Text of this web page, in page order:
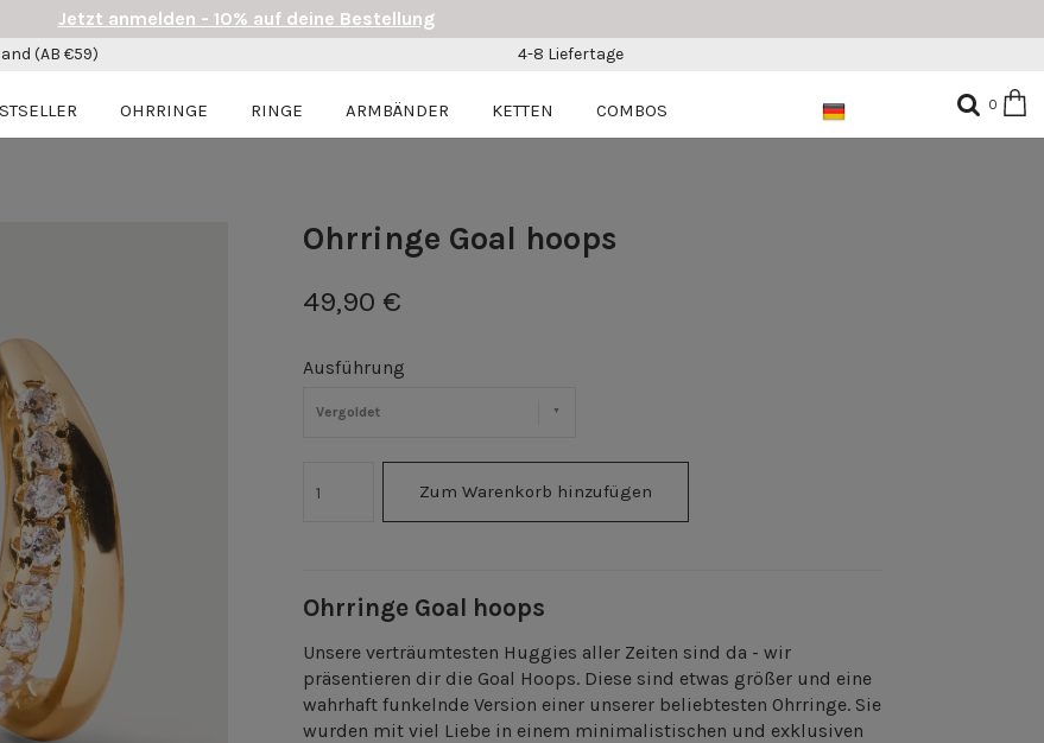
Ohrringe Goal hoops
49,90 €
Ausführung
Vergoldet
Zum Warenkorb hinzufügen
Ohrringe Goal hoops
Unsere verträumtesten Huggies aller Zeiten sind da - wir
präsentieren dir die Goal Hoops. Diese sind etwas größer und eine
wahrhaft funkelnde Version einer unserer beliebtesten Ohrringe. Sie
wurden mit viel Liebe in einem minimalistischen und exklusiven
Jetzt anmelden - 10% auf deine Bestellung
(AB €59) 4-8 Liefertage
OHRRINGE RINGE ARMBÄNDER KETTEN COMBOS 0